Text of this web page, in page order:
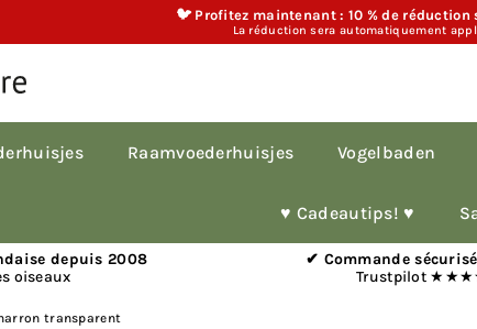
🐦 Profitez maintenant : 10 % de
La réduction sera automatiquement
Raamvoederhuisjes Vogelbaden
♥︎ Cadeautips! ♥︎
depuis 2008
oiseaux
✔ Commande
Trustpilot
transparent